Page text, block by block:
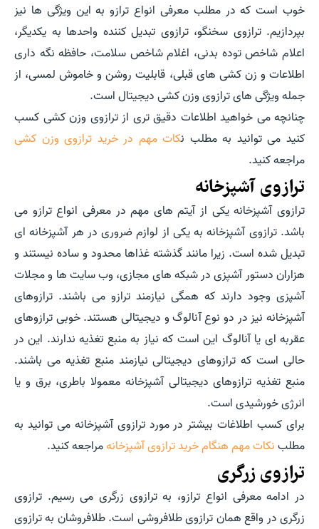
خوب است که در مطلب معرفی انواع ترازو به این ویژگی ها نیز
بپردازیم. ترازوی سخنگو، ترازوی تبدیل کننده واحدها به یکدیگر،
اعلام شاخص توده بدنی، اغلام شاخص سلامت، حافظه نگه داری
اطلاعات و زن کشی های قبلی، قابلیت روشن و خاموش لمسی، از
جمله ویژگی های ترازوی وزن کشی دیجیتال است.
چنانچه می خواهید اطلاعات دقیق تری از ترازوی وزن کشی کسب
کنید می توانید به مطلب نکات مهم در خرید ترازوی وزن کشی
مراجعه کنید.
ترازوی آشپزخانه
ترازوی آشپزخانه یکی از آیتم های مهم در معرفی انواع ترازو می
باشد. ترازوی آشپزخانه به یکی از لوازم ضروری در هر آشپزخانه ای
تبدیل شده است. زیرا مانند گذشته غذاها محدود و ساده نیستند و
هزاران دستور آشپزی در شبکه های مجازی، وب سایت ها و مجلات
آشپزی وجود دارند که همگی نیازمند ترازو می باشند. ترازوهای
آشپزخانه نیز در دو نوع آنالوگ و دیجیتالی هستند. خوبی ترازوهای
عقربه ای یا آنالوگ این است که نیاز به منبع تغذیه ندارند. این در
حالی است که ترازوهای دیجیتالی نیازمند منبع تغذیه می باشند.
منبع تغذیه ترازوهای دیجیتالی آشپزخانه معمولا باطری، برق و یا
انرژی خورشیدی است.
برای کسب اطلاغات بیشتر در مورد ترازوی آشپزخانه می توانید به
مطلبنکات مهم هنگام خرید ترازوی آشپزخانهمراجعه کنید.
ترازوی زرگری
در ادامه معرفی انواع ترازو، به ترازوی زرگری می رسیم. ترازوی
زرگری در واقع همان ترازوی طلافروشی است. طلافروشان به ترازوی